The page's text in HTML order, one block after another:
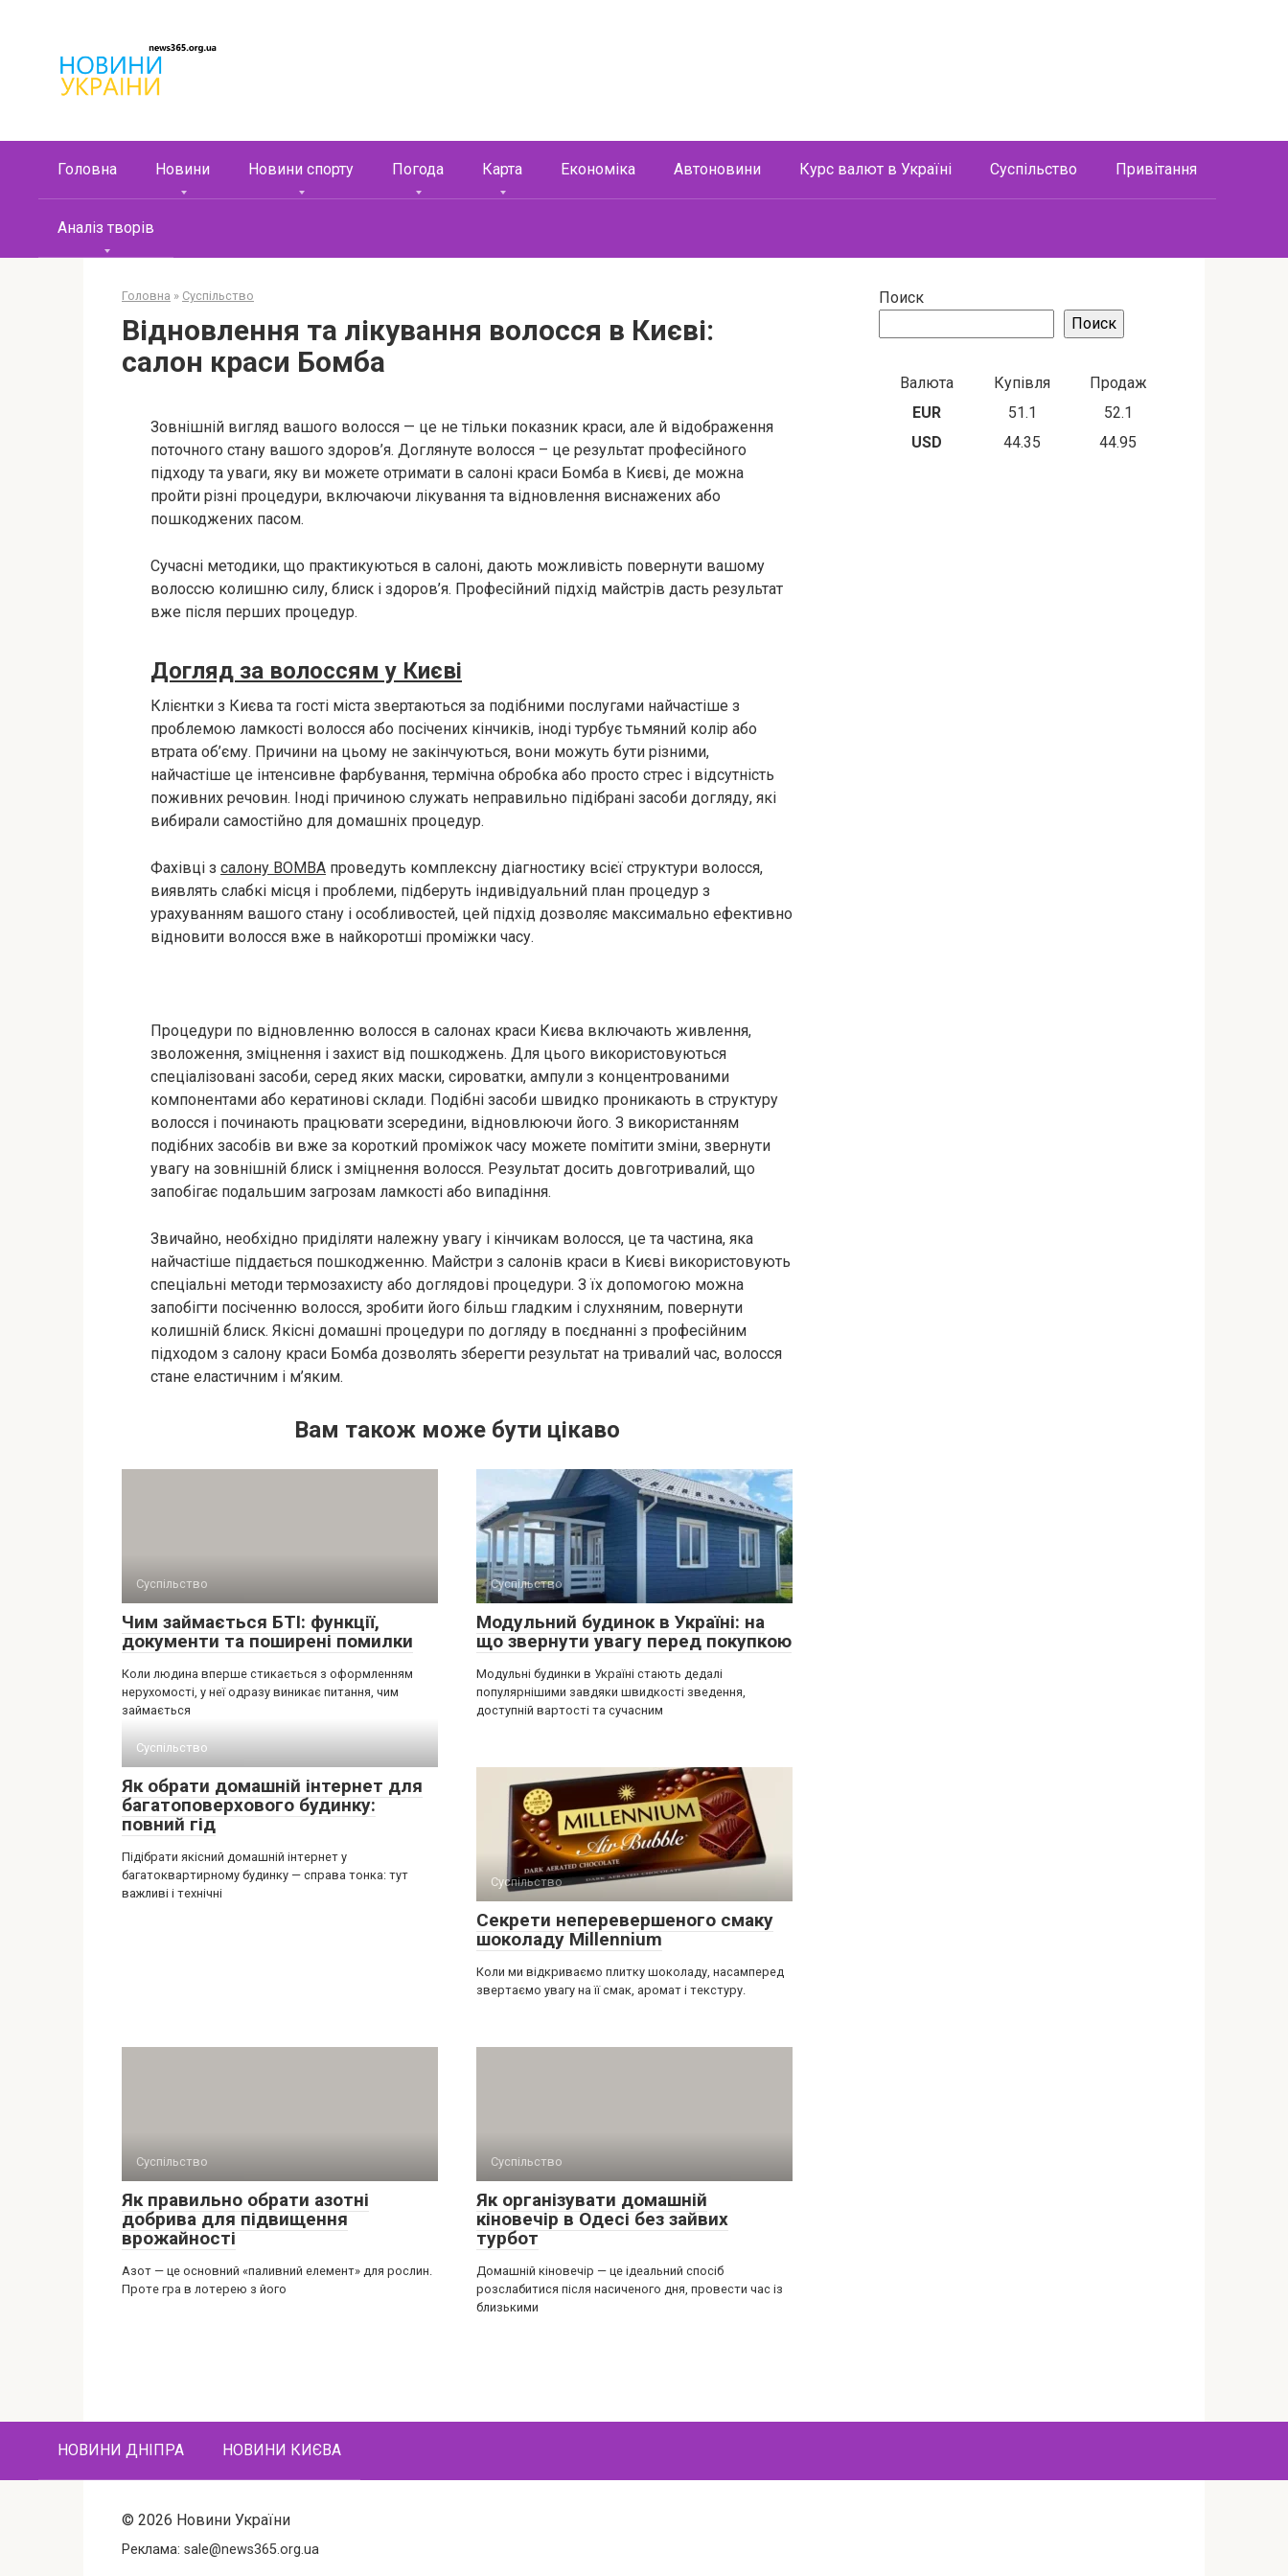
контенту
Головна Новини Новини спорту Погода Карта Економіка Автоновини Курс валют в Україні Суспільство Привітання
Аналіз творів
Головна » Суспільство
Відновлення та лікування волосся в Києві:
салон краси Бомба
Зовнішній вигляд вашого волосся — це не тільки показник краси, але й відображення
поточного стану вашого здоров’я. Доглянуте волосся – це результат професійного
підходу та уваги, яку ви можете отримати в салоні краси Бомба в Києві, де можна
пройти різні процедури, включаючи лікування та відновлення виснажених або
пошкоджених пасом.
Сучасні методики, що практикуються в салоні, дають можливість повернути вашому
волоссю колишню силу, блиск і здоров’я. Професійний підхід майстрів дасть результат
вже після перших процедур.
Догляд за волоссям у Києві
Клієнтки з Києва та гості міста звертаються за подібними послугами найчастіше з
проблемою ламкості волосся або посічених кінчиків, іноді турбує тьмяний колір або
втрата об’єму. Причини на цьому не закінчуються, вони можуть бути різними,
найчастіше це інтенсивне фарбування, термічна обробка або просто стрес і відсутність
поживних речовин. Іноді причиною служать неправильно підібрані засоби догляду, які
вибирали самостійно для домашніх процедур.
Фахівці з салону BOMBA проведуть комплексну діагностику всієї структури волосся,
виявлять слабкі місця і проблеми, підберуть індивідуальний план процедур з
урахуванням вашого стану і особливостей, цей підхід дозволяє максимально ефективно
відновити волосся вже в найкоротші проміжки часу.
Процедури по відновленню волосся в салонах краси Києва включають живлення,
зволоження, зміцнення і захист від пошкоджень. Для цього використовуються
спеціалізовані засоби, серед яких маски, сироватки, ампули з концентрованими
компонентами або кератинові склади. Подібні засоби швидко проникають в структуру
волосся і починають працювати зсередини, відновлюючи його. З використанням
подібних засобів ви вже за короткий проміжок часу можете помітити зміни, звернути
увагу на зовнішній блиск і зміцнення волосся. Результат досить довготривалий, що
запобігає подальшим загрозам ламкості або випадіння.
Звичайно, необхідно приділяти належну увагу і кінчикам волосся, це та частина, яка
найчастіше піддається пошкодженню. Майстри з салонів краси в Києві використовують
спеціальні методи термозахисту або доглядові процедури. З їх допомогою можна
запобігти посіченню волосся, зробити його більш гладким і слухняним, повернути
колишній блиск. Якісні домашні процедури по догляду в поєднанні з професійним
підходом з салону краси Бомба дозволять зберегти результат на тривалий час, волосся
стане еластичним і м’яким.
Вам також може бути цікаво
Суспільство
Чим займається БТІ: функції,
документи та поширені помилки
Коли людина вперше стикається з оформленням
нерухомості, у неї одразу виникає питання, чим
займається
Суспільство
Модульний будинок в Україні: на
що звернути увагу перед покупкою
Модульні будинки в Україні стають дедалі
популярнішими завдяки швидкості зведення,
доступній вартості та сучасним
Суспільство
Як обрати домашній інтернет для
багатоповерхового будинку:
повний гід
Підібрати якісний домашній інтернет у
багатоквартирному будинку — справа тонка: тут
важливі і технічні
Суспільство
Секрети неперевершеного смаку
шоколаду Millennium
Коли ми відкриваємо плитку шоколаду, насамперед
звертаємо увагу на її смак, аромат і текстуру.
Суспільство
Як правильно обрати азотні
добрива для підвищення
врожайності
Азот — це основний «паливний елемент» для рослин.
Проте гра в лотерею з його
Суспільство
Як організувати домашній
кіновечір в Одесі без зайвих
турбот
Домашній кіновечір — це ідеальний спосіб
розслабитися після насиченого дня, провести час із
близькими
Поиск
Поиск
Валюта Купівля
Продаж
EUR
51.1
52.1
USD
44.35 44.95
НОВИНИ ДНІПРА НОВИНИ КИЄВА
© 2026 Новини України
Реклама: sale@news365.org.ua